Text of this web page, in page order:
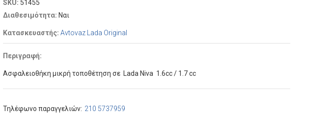
SKU: 51455
Διαθεσιμότητα: Ναι
Κατασκευαστής: Avtovaz Lada Original
Περιγραφή:
Ασφαλειοθήκη μικρή τοποθέτηση σε Lada Niva 1.6cc / 1.7 cc
Τηλέφωνο παραγγελιών: 210 5737959